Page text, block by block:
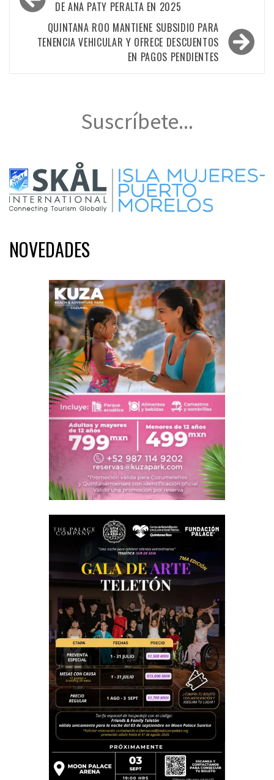
de
entradas
DE ANA PATY PERALTA EN 2025
QUINTANA ROO MANTIENE SUBSIDIO PARA
TENENCIA VEHICULAR Y OFRECE DESCUENTOS
EN PAGOS PENDIENTES
Suscríbete...
NOVEDADES